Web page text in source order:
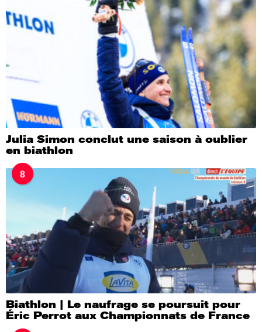
Julia Simon conclut une saison à oublier
en biathlon
8
Biathlon | Le naufrage se poursuit pour
Éric Perrot aux Championnats de France